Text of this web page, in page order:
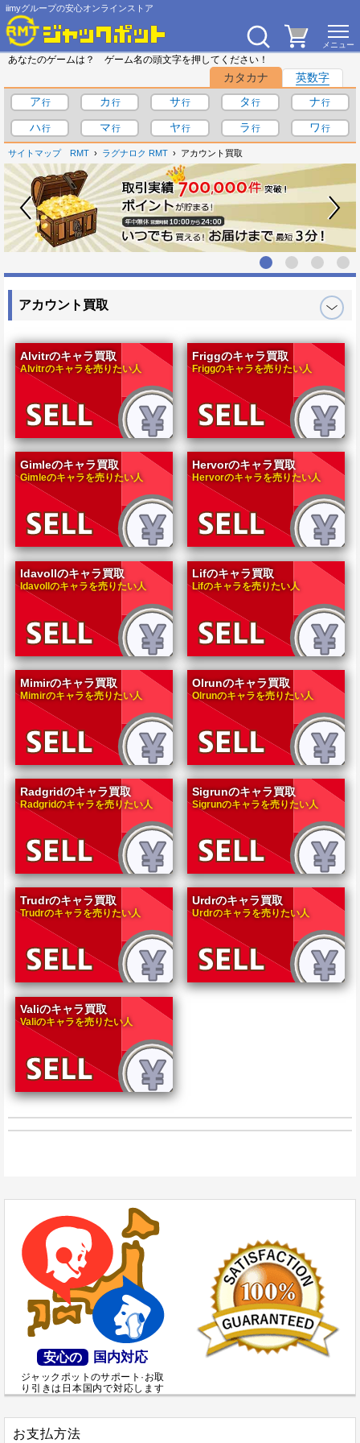
iimyグループの安心オンラインストア
あなたのゲームは？ ゲーム名の頭文字を押してください！
カタカナ
英数字
ア
カ サ タ
ナ
ハ
マ ヤ ラ ワ
サイトマップ RMT ラグナロク RMT アカウント買取
アカウント買取
Alvitrのキャラ買取
Alvitrのキャラを売りたい人
Friggのキャラ買取
Friggのキャラを売りたい人
Gimleのキャラ買取
Gimleのキャラを売りたい人
Hervorのキャラ買取
Hervorのキャラを売りたい人
Idavollのキャラ買取
Idavollのキャラを売りたい人
Lifのキャラ買取
Lifのキャラを売りたい人
Mimirのキャラ買取
Mimirのキャラを売りたい人
Olrunのキャラ買取
Olrunのキャラを売りたい人
Radgridのキャラ買取
Radgridのキャラを売りたい人
Sigrunのキャラ買取
Sigrunのキャラを売りたい人
Trudrのキャラ買取
Trudrのキャラを売りたい人
Urdrのキャラ買取
Urdrのキャラを売りたい人
Valiのキャラ買取
Valiのキャラを売りたい人
安心の 国内対応
ジャックポットのサポート·お取
り引きは日本国内で対応します
お支払方法